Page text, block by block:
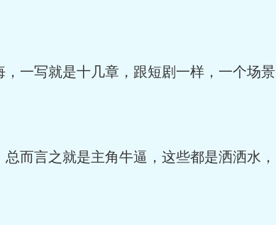
一写就是十几章，跟短剧一样，一个场景
而言之就是主角牛逼，这些都是洒洒水，